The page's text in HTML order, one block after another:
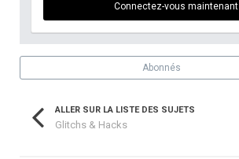
Connectez-vous maintenant
Abonnés
ALLER SUR LA LISTE DES SUJETS
Glitchs & Hacks